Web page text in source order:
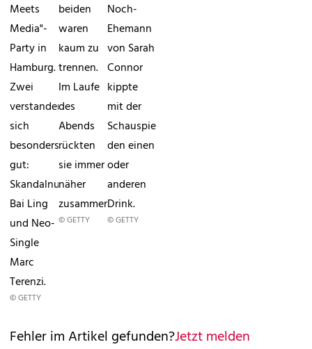
Meets
Media"-
Party in
Hamburg.
Zwei
verstanden
sich
besonders
gut:
Skandalnudel
Bai Ling
und Neo-
Single
Marc
Terenzi.
© GETTY
beiden
waren
kaum zu
trennen.
Im Laufe
des
Abends
rückten
sie immer
näher
zusammen.
© GETTY
Noch-
Ehemann
von Sarah
Connor
kippte
mit der
Schauspielerin
den einen
oder
anderen
Drink.
© GETTY
Fehler im Artikel gefunden?Jetzt melden